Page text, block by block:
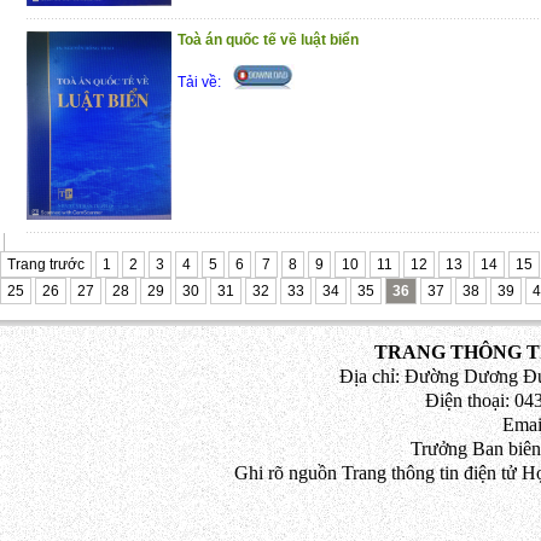
Toà án quốc tế về luật biển
Tải về:
Trang trước 1 2 3 4 5 6 7 8 9 10 11 12 13 14
15
25
26 27 28 29 30 31 32 33 34 35 36 37 38 39
TRANG THÔNG
Địa chỉ: Đường Dương
Điện thoại:
Trưởng Ban
Ghi rõ nguồn Trang thông tin điện tử